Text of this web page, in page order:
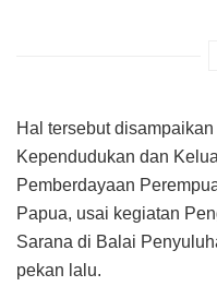
Hal tersebut
Kependudukan dan
Pemberdayaan
Papua, usai kegiatan
Sarana di Balai
pekan lalu.